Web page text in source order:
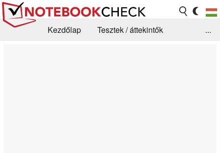
Kezdőlap
Tesztek / áttekintők
...